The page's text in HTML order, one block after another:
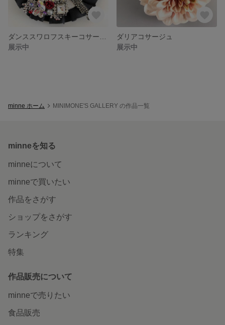
展示中
ダリアコサージュ
展示中
minne ホーム MINIMONE'S GALLERY の作品一覧
minneを知る
minneについて
minneで買いたい
作品をさがす
ショップをさがす
ランキング
特集
作品販売について
minneで売りたい
食品販売